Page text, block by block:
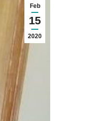
Feb
15
2020